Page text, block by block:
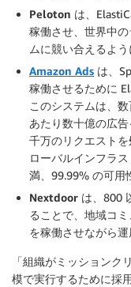
Peloton は、
稼働させ、世界中
ムに競い合えるよう
Amazon Ads は、
稼働させるために
このシステムは、
あたり数十億の広
千万のリクエスト
ローバルインフラ
満、99.99% の可用
Nextdoor は、800
ることで、地域コ
を稼働させながら運
「組織がミッションク
模で実行するために採